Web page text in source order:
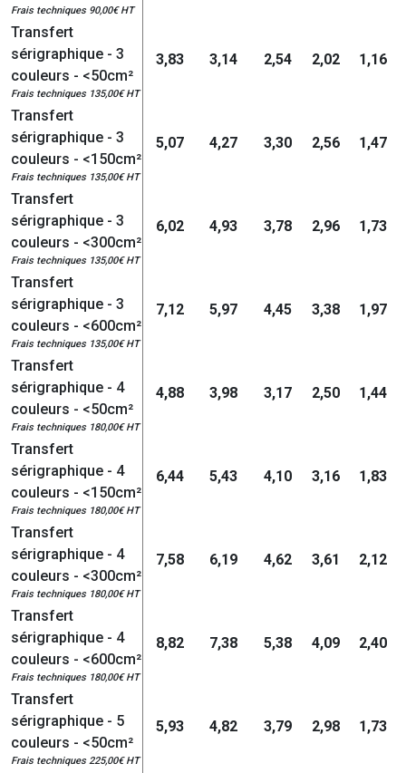
Frais techniques 90,00€ HT
Transfert
sérigraphique - 3
couleurs - <50cm²
Frais techniques 135,00€ HT
3,83 3,14 2,54 2,02 1,16
Transfert
sérigraphique - 3
couleurs - <150cm²
Frais techniques 135,00€ HT
5,07 4,27 3,30 2,56 1,47
Transfert
sérigraphique - 3
couleurs - <300cm²
Frais techniques 135,00€ HT
6,02 4,93 3,78 2,96 1,73
Transfert
sérigraphique - 3
couleurs - <600cm²
Frais techniques 135,00€ HT
7,12 5,97 4,45 3,38 1,97
Transfert
sérigraphique - 4
couleurs - <50cm²
Frais techniques 180,00€ HT
4,88 3,98 3,17 2,50 1,44
Transfert
sérigraphique - 4
couleurs - <150cm²
Frais techniques 180,00€ HT
6,44 5,43 4,10 3,16 1,83
Transfert
sérigraphique - 4
couleurs - <300cm²
Frais techniques 180,00€ HT
7,58 6,19 4,62 3,61 2,12
Transfert
sérigraphique - 4
couleurs - <600cm²
Frais techniques 180,00€ HT
8,82 7,38 5,38 4,09 2,40
Transfert
sérigraphique - 5
couleurs - <50cm²
Frais techniques 225,00€ HT
5,93 4,82 3,79 2,98 1,73